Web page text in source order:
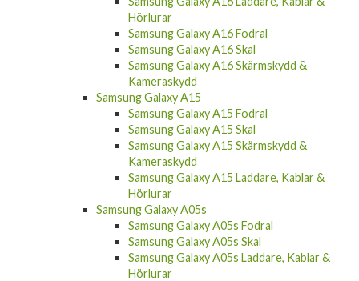
Hörlurar
Samsung Galaxy A16 Fodral
Samsung Galaxy A16 Skal
Samsung Galaxy A16 Skärmskydd &
Kameraskydd
Samsung Galaxy A15
Samsung Galaxy A15 Fodral
Samsung Galaxy A15 Skal
Samsung Galaxy A15 Skärmskydd &
Kameraskydd
Samsung Galaxy A15 Laddare, Kablar &
Hörlurar
Samsung Galaxy A05s
Samsung Galaxy A05s Fodral
Samsung Galaxy A05s Skal
Samsung Galaxy A05s Laddare, Kablar &
Hörlurar